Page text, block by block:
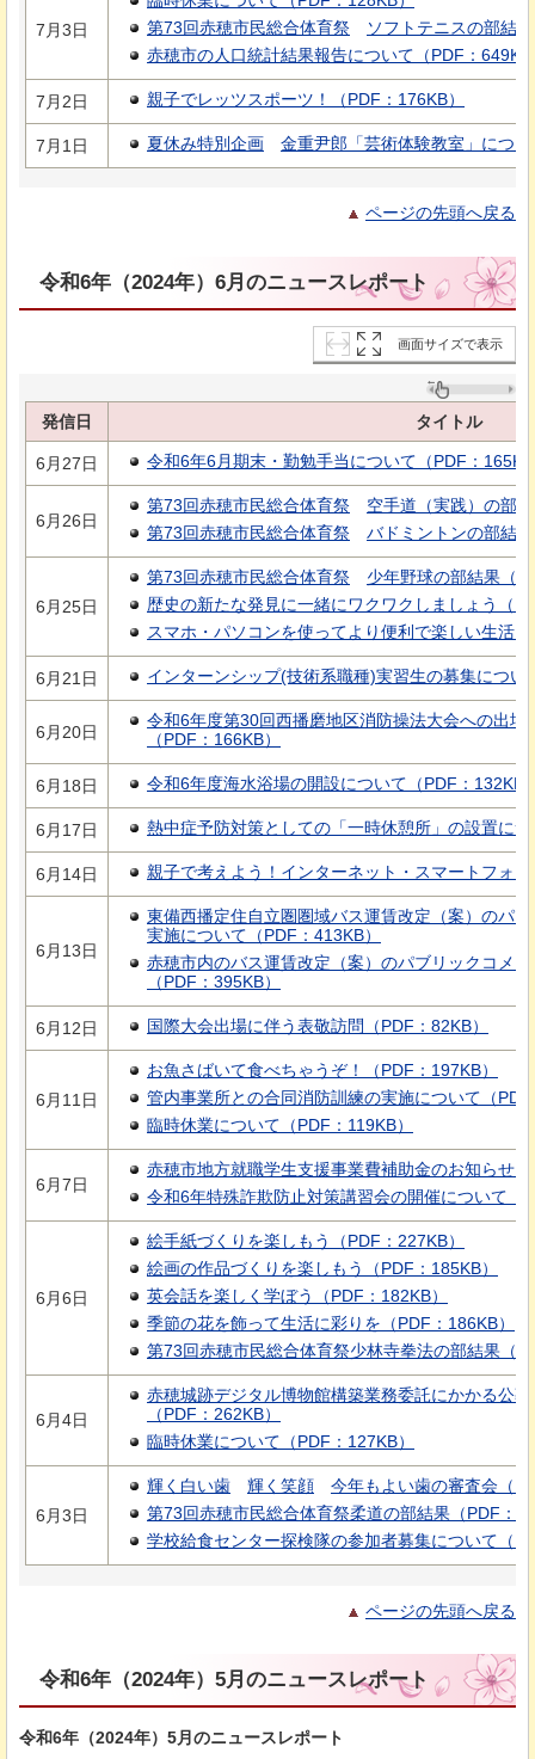
7月3日
第73回赤穂市民総合体育祭
ソフトテニスの部結果
赤穂市の人口統計結果報告について（PDF：649KB
7月2日 親子でレッツスポーツ！（PDF：176KB）
7月1日 夏休み特別企画 金重尹郎 「芸術体験教室」につ
ページの先頭へ戻る
令和6年（2024年）6月のニュースレポート
画面サイズで表示
発信日 タイトル
6月27日 令和6年6月期末・勤勉手当について（PDF：
6月26日
第73回赤穂市民総合体育祭
空手道（実践）の部
第73回赤穂市民総合体育祭
バドミントンの部結果
6月25日
第73回赤穂市民総合体育祭 少年野球の部結果 （
歴史の新たな発見に一緒にワクワクしましょう（
スマホ・パソコンを使ってより便利で楽しい生活
6月21日 インターンシップ(技術系職種)実習生の募集につい
6月20日
令和6年度第30回西播磨地区消防操法大会への出場
（PDF：166KB）
6月18日 令和6年度海水浴場の開設について（PDF：132KB
6月17日 熱中症予防対策としての「一時休憩所」の設置に
6月14日 親子で考えよう！インターネット・スマートフォ
6月13日
東備西播定住自立圏圏域バス運賃改定（案）のパ
実施について（PDF：413KB）
赤穂市内のバス運賃改定（案）のパブリックコメ
（PDF：395KB）
6月12日 国際大会出場に伴う表敬訪問（PDF：82KB）
6月11日
お魚さばいて食べちゃうぞ！（PDF：197KB）
管内事業所との合同消防訓練の実施について（
臨時休業について（PDF：119KB）
6月7日
赤穂市地方就職学生支援事業費補助金のお知らせ
令和6年特殊詐欺防止対策講習会の開催について（
6月6日
絵手紙づくりを楽しもう（PDF：227KB）
絵画の作品づくりを楽しもう（PDF：185KB）
英会話を楽しく学ぼう（PDF：182KB）
季節の花を飾って生活に彩りを（PDF：186KB）
第73回赤穂市民総合体育祭少林寺拳法の部結果（
6月4日
赤穂城跡デジタル博物館構築業務委託にかかる公
（PDF：262KB）
臨時休業について（PDF：127KB）
6月3日
輝く白い歯 輝く 笑顔 今年もよ い歯の審査会（
第73回赤穂市民総合体育祭柔道の部結果（PDF：
学校給食センター探検隊の参加者募集について（
ページの先頭へ戻る
令和6年（2024年）5月のニュースレポート
令和6年（2024年）5月のニュースレポート